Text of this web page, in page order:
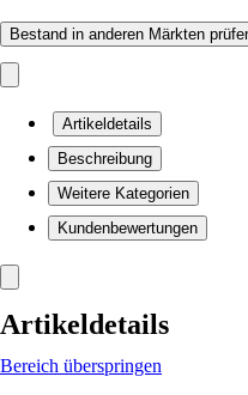
Bestand in anderen Märkten
Artikeldetails
Beschreibung
Weitere Kategorien
Kundenbewertungen
Artikeldetails
Bereich überspringen